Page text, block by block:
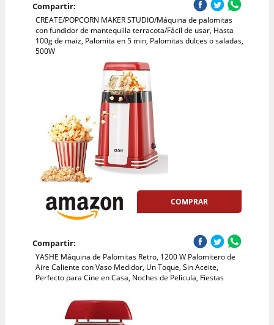
Compartir:
CREATE/POPCORN MAKER STUDIO/Máquina de palomitas
con fundidor de mantequilla terracota/Fácil de usar, Hasta
100g de maiz, Palomita en 5 min, Palomitas dulces o saladas,
500W
COMPRAR
Compartir:
YASHE Máquina de Palomitas Retro, 1200 W Palomitero de
Aire Caliente con Vaso Medidor, Un Toque, Sin Aceite,
Perfecto para Cine en Casa, Noches de Película, Fiestas